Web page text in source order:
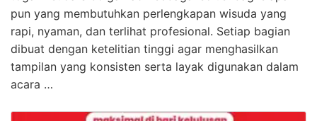
pun yang membutuhkan perlengkapan wisuda yang
rapi, nyaman, dan terlihat profesional. Setiap bagian
dibuat dengan ketelitian tinggi agar menghasilkan
tampilan yang konsisten serta layak digunakan dalam
acara …